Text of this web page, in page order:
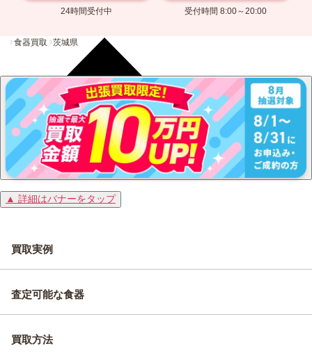
24時間受付中 受付時間 8:00～20:00
食器買取 茨城県
▲ 詳細はバナーをタップ
買取実例
査定可能な食器
買取方法